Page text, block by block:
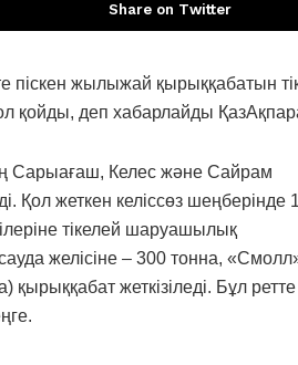
Share on Twitter
піскен жылыжай қырыққабатын
қойды, деп хабарлайды
Сарыағаш, Келес және Сайрам
жеткен келіссөз шеңберінде
тікелей шаруашылық
желісіне – 300 тонна,
қырыққабат жеткізіледі. Бұл ретте